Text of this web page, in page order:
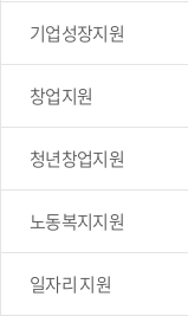
기업성장지원
창업지원
청년창업지원
노동복지지원
일자리 지원